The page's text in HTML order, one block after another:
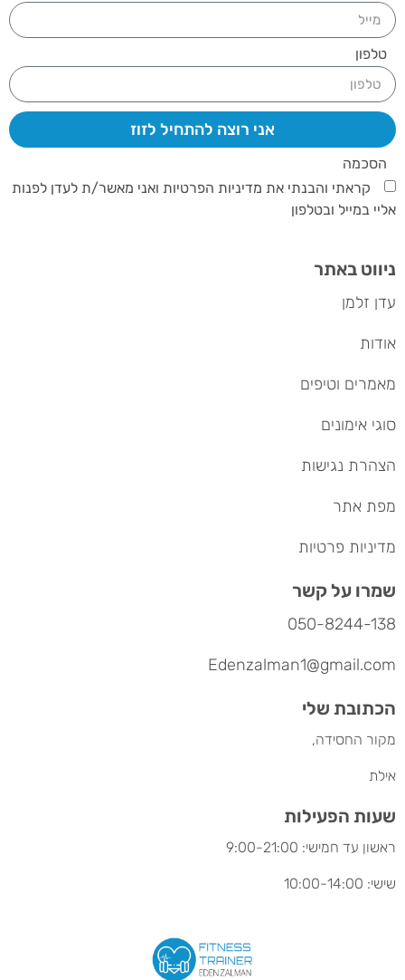
טלפון
הסכמה
קראתי והבנתי את מדיניות הפרטיות ואני מאשר/ת לעדן לפנות
אליי במייל ובטלפון
אני רוצה להתחיל לזוז
ניווט באתר
הכתובת שלי
שמרו על קשר
שעות הפעילות
עדן זלמן
אודות
מאמרים וטיפים
סוגי אימונים
הצהרת נגישות
מפת אתר
מדיניות פרטיות
מקור החסידה,
אילת
050-8244-138
Edenzalman1@gmail.com
ראשון עד חמישי: 9:00-21:00
שישי: 10:00-14:00